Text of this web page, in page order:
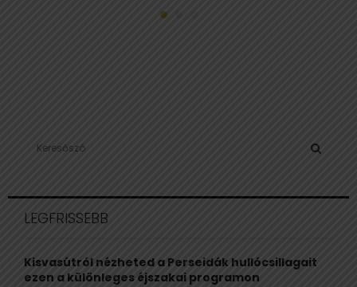
h
o
r
LEGFRISSEBB
Kisvasútról nézheted a Perseidák hullócsillagait
ezen a különleges éjszakai programon